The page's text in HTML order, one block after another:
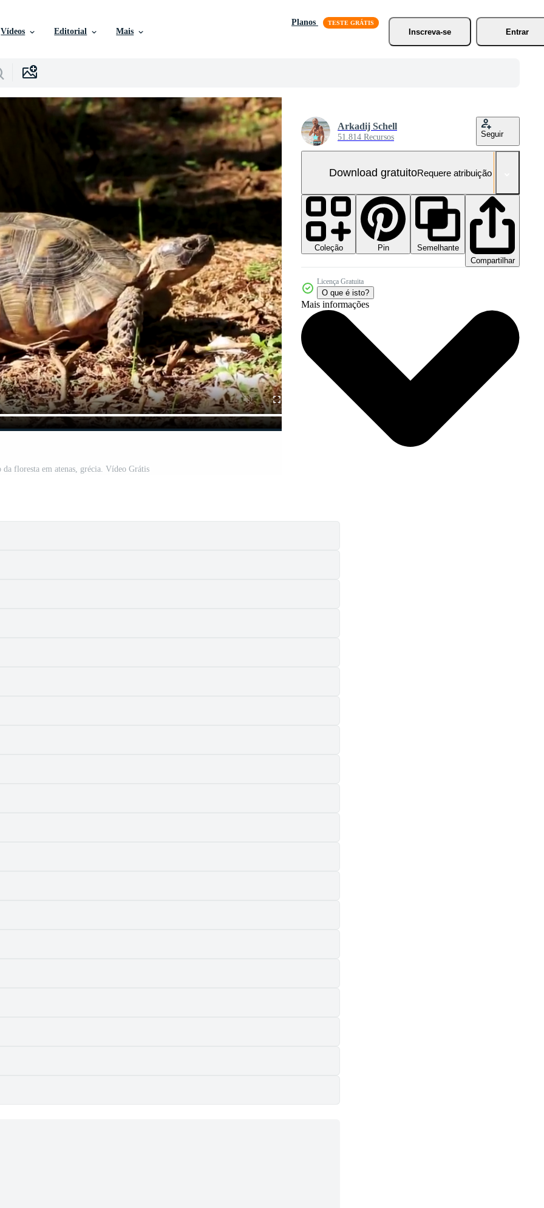
Vídeos Editorial Mais
Planos
Inscreva-se
Entrar
da floresta em atenas, grécia. Vídeo Grátis
Arkadij Schell
51.814 Recursos Seguir
Download gratuitoRequere atribuição
Coleção Pin
Semelhante
Compartilhar
Licença Gratuita
O que é isto?
Mais informações